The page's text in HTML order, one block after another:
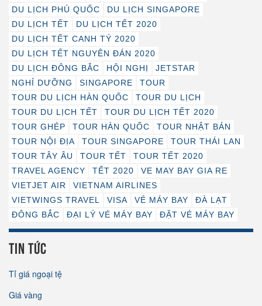
DU LỊCH PHÚ QUỐC
DU LỊCH SINGAPORE
DU LỊCH TẾT
DU LỊCH TẾT 2020
DU LỊCH TẾT CANH TÝ 2020
DU LỊCH TẾT NGUYÊN ĐÁN 2020
DU LỊCH ĐÔNG BẮC
HỘI NGHỊ
JETSTAR
NGHỈ DƯỠNG
SINGAPORE
TOUR
TOUR DU LỊCH HÀN QUỐC
TOUR DU LỊCH
TOUR DU LỊCH TẾT
TOUR DU LỊCH TẾT 2020
TOUR GHÉP
TOUR HÀN QUỐC
TOUR NHẬT BẢN
TOUR NỘI ĐỊA
TOUR SINGAPORE
TOUR THÁI LAN
TOUR TÂY ÂU
TOUR TẾT
TOUR TẾT 2020
TRAVEL AGENCY
TẾT 2020
VE MAY BAY GIA RE
VIETJET AIR
VIETNAM AIRLINES
VIETWINGS TRAVEL
VISA VÉ MÁY BAY
ĐÀ LẠT
ĐÔNG BẮC
ĐẠI LÝ VÉ MÁY BAY ĐẶT VÉ MÁY BAY
TIN TỨC
Tỉ giá ngoại tệ
Giá vàng